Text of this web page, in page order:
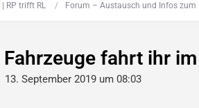
RP trifft RL Forum – Austausch und Infos zum
fahrt ihr
13. September 2019 um 08:03